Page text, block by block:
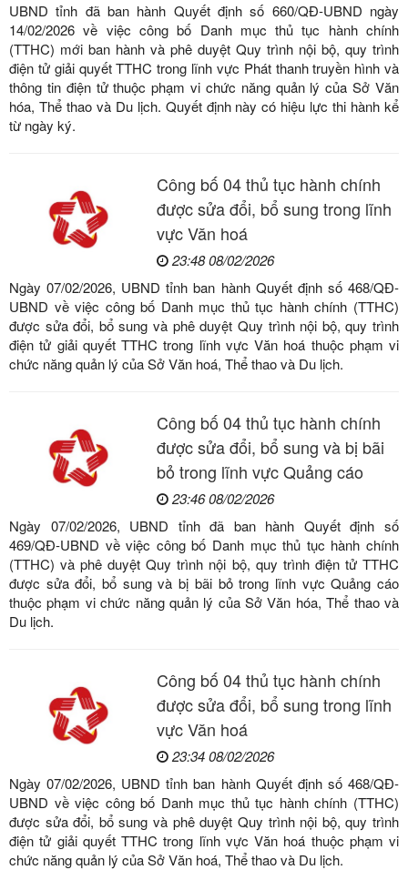
UBND tỉnh đã ban hành Quyết định số 660/QĐ-UBND ngày
14/02/2026 về việc công bố Danh mục thủ tục hành chính
(TTHC) mới ban hành và phê duyệt Quy trình nội bộ, quy trình
điện tử giải quyết TTHC trong lĩnh vực Phát thanh truyền hình và
thông tin điện tử thuộc phạm vi chức năng quản lý của Sở Văn
hóa, Thể thao và Du lịch. Quyết định này có hiệu lực thi hành kể
từ ngày ký.
Công bố 04 thủ tục hành chính
được sửa đổi, bổ sung trong lĩnh
vực Văn hoá
23:48 08/02/2026
Ngày 07/02/2026, UBND tỉnh ban hành Quyết định số 468/QĐ-
UBND về việc công bố Danh mục thủ tục hành chính (TTHC)
được sửa đổi, bổ sung và phê duyệt Quy trình nội bộ, quy trình
điện tử giải quyết TTHC trong lĩnh vực Văn hoá thuộc phạm vi
chức năng quản lý của Sở Văn hoá, Thể thao và Du lịch.
Công bố 04 thủ tục hành chính
được sửa đổi, bổ sung và bị bãi
bỏ trong lĩnh vực Quảng cáo
23:46 08/02/2026
Ngày 07/02/2026, UBND tỉnh đã ban hành Quyết định số
469/QĐ-UBND về việc công bố Danh mục thủ tục hành chính
(TTHC) và phê duyệt Quy trình nội bộ, quy trình điện tử TTHC
được sửa đổi, bổ sung và bị bãi bỏ trong lĩnh vực Quảng cáo
thuộc phạm vi chức năng quản lý của Sở Văn hóa, Thể thao và
Du lịch.
Công bố 04 thủ tục hành chính
được sửa đổi, bổ sung trong lĩnh
vực Văn hoá
23:34 08/02/2026
Ngày 07/02/2026, UBND tỉnh ban hành Quyết định số 468/QĐ-
UBND về việc công bố Danh mục thủ tục hành chính (TTHC)
được sửa đổi, bổ sung và phê duyệt Quy trình nội bộ, quy trình
điện tử giải quyết TTHC trong lĩnh vực Văn hoá thuộc phạm vi
chức năng quản lý của Sở Văn hoá, Thể thao và Du lịch.